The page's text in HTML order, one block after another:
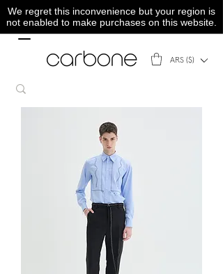
We regret this inconvenience but your region is
not enabled to make purchases on this website.
ARS ($)